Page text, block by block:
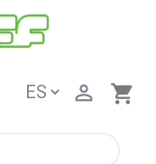
shopping_cart
